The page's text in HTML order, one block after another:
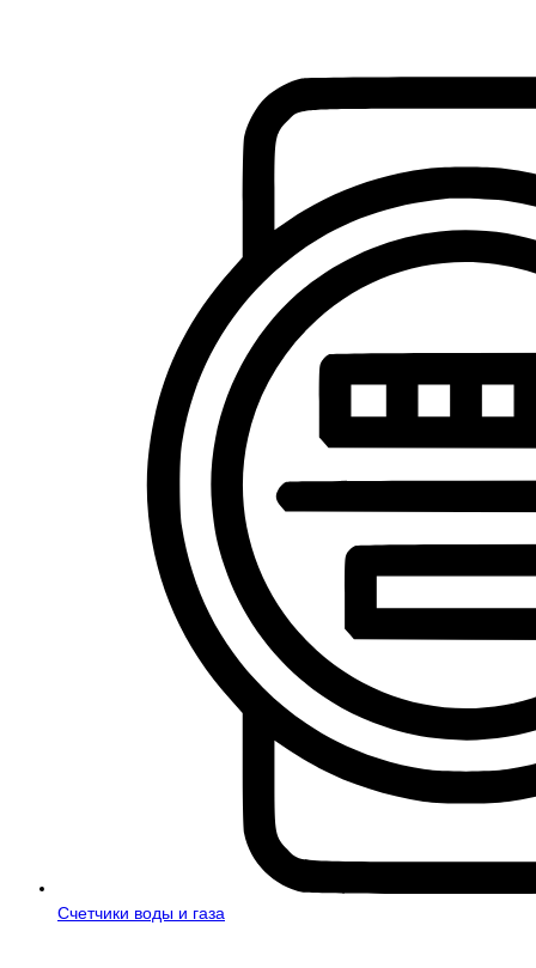
Счетчики воды и газа